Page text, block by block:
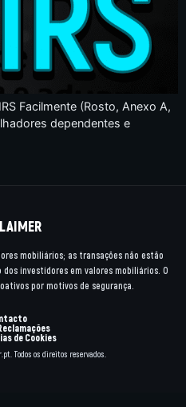
Facilmente (Rosto, Anexo A,
dependentes e
mobiliários; as transações não estão
investidores em valores mobiliários. O
por motivos de segurança.
de Cookies
Todos os direitos reservados.